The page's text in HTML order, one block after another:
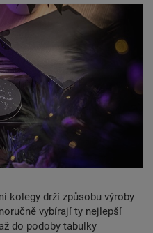
kolegy drží způsobu výroby
vybírají ty nejlepší
do podoby tabulky